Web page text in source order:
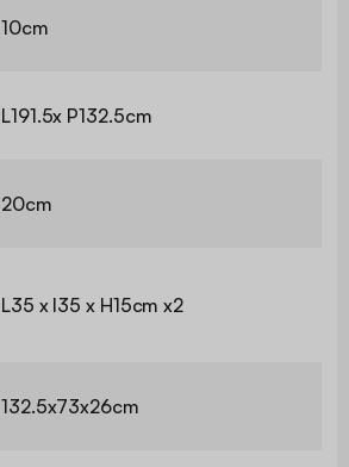
10cm
L191.5x P132.5cm
20cm
L35 x l35 x H15cm x2
132.5x73x26cm